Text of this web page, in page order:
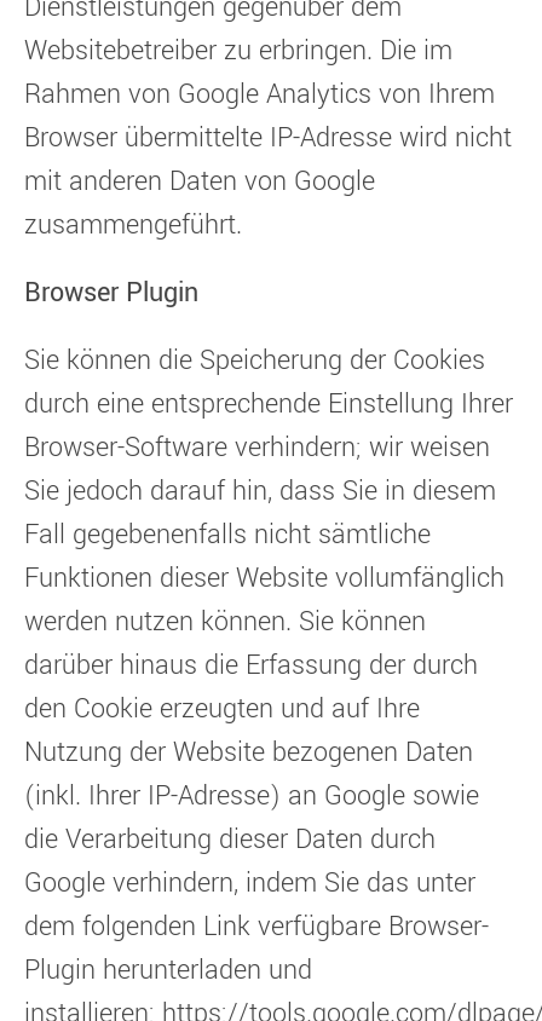
Websitebetreiber zu erbringen. Die im
Rahmen von Google Analytics von Ihrem
Browser übermittelte IP-Adresse wird nicht
mit anderen Daten von Google
zusammengeführt.
Browser Plugin
Sie können die Speicherung der Cookies
durch eine entsprechende Einstellung Ihrer
Browser-Software verhindern; wir weisen
Sie jedoch darauf hin, dass Sie in diesem
Fall gegebenenfalls nicht sämtliche
Funktionen dieser Website vollumfänglich
werden nutzen können. Sie können
darüber hinaus die Erfassung der durch
den Cookie erzeugten und auf Ihre
Nutzung der Website bezogenen Daten
(inkl. Ihrer IP-Adresse) an Google sowie
die Verarbeitung dieser Daten durch
Google verhindern, indem Sie das unter
dem folgenden Link verfügbare Browser-
Plugin herunterladen und